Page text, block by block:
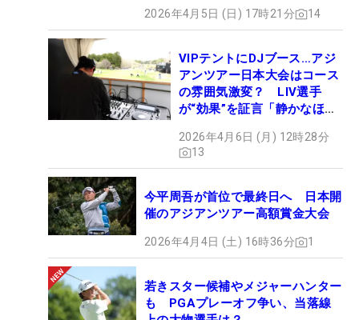
2026年4月5日 (日) 17時21分 14
VIPテントにDJブース…アジ
アンツアー日本大会はコース
の雰囲気激変？ LIV選手
が“効果”を証言「静かなほう
2026年4月6日 (月) 12時28分
13
今平周吾が首位で最終日へ 日本開
催のアジアンツアー高額賞金大会
2026年4月4日 (土) 16時36分 1
若きスター候補やメジャーハンター
も PGAプレーオフ争い、当落線